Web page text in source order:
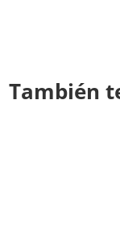
También